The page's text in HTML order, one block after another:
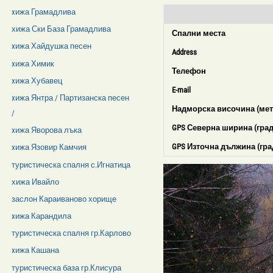
Спални места
Address
Телефон
E-mail
Надморска височина
GPS Северна ширина
GPS Източна дължина
xижа Грамадлива
хижа Ски База Грамадлива
xижа Хайдушка песен
xижа Химик
xижа Хубавец
xижа Янтра / Партизанска песен
/
xижа Яворова лъка
xижа Язовир Камчия
туристическа спалня с.Игнатица
хижа Ивайло
заслон Караиваново хорище
xижа Карандила
туристическа спалня гр.Карлово
xижа Кашана
туристическа база гр.Клисура